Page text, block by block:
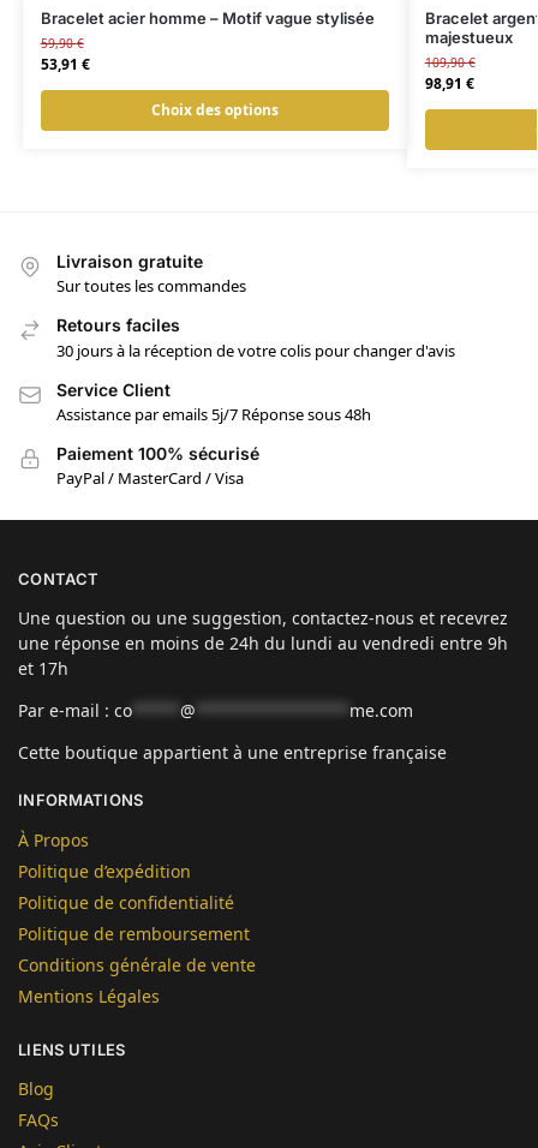
Bracelet acier homme – Motif vague stylisée
59,90€
53,91 €
Choix des options
Bracelet
majestueux
109,90€
98,91 €
Livraison gratuite
Sur toutes les commandes
Retours faciles
30 jours à la réception de votre colis pour changer d'avis
Service Client
Assistance par emails 5j/7 Réponse sous 48h
Paiement 100% sécurisé
PayPal / MasterCard / Visa
CONTACT
Une question ou une suggestion, contactez-nous et recevrez
une réponse en moins de 24h du lundi au vendredi entre 9h
et 17h
Par e-mail : co @
me.com
Cette boutique appartient à une entreprise française
INFORMATIONS
À Propos
Politique d’expédition
Politique de confidentialité
Politique de remboursement
Conditions générale de vente
Mentions Légales
LIENS UTILES
Blog
FAQs